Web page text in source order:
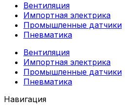
Вентиляция
Импортная электрика
Промышленные датчики
Пневматика
Вентиляция
Импортная электрика
Промышленные датчики
Пневматика
Навигация